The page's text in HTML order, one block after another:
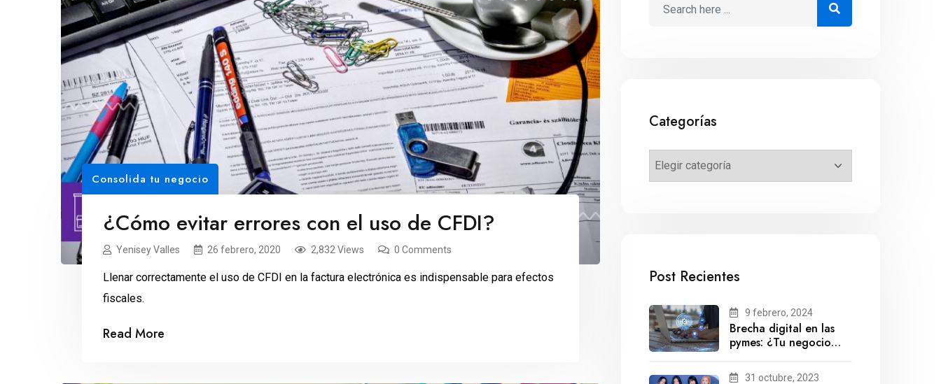
Consolida tu negocio
¿Cómo evitar errores con el uso de CFDI?
Yenisey Valles 26 febrero, 2020 2,832 Views 0 Comments
Llenar correctamente el uso de CFDI en la factura electrónica es indispensable para efectos
fiscales.
Read More
Categorías
Post Recientes
9 febrero, 2024
Brecha digital en las
pymes: ¿Tu negocio
futuro?31 octubre, 2023